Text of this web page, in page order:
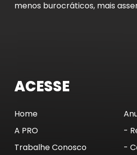
menos burocráticos, mais
ACESSE
Home
A PRO
Trabalhe Conosco
-
-